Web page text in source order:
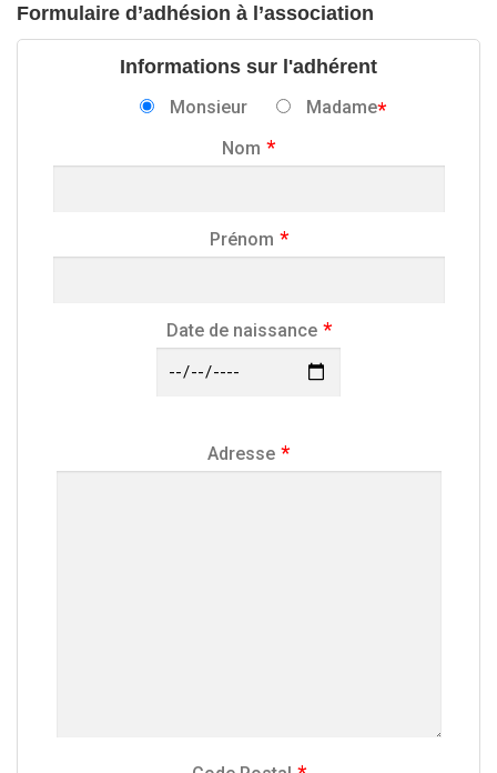
Formulaire d’adhésion à l’association
Informations sur l'adhérent
Monsieur
Madame
Nom
Prénom
Date de naissance
Adresse